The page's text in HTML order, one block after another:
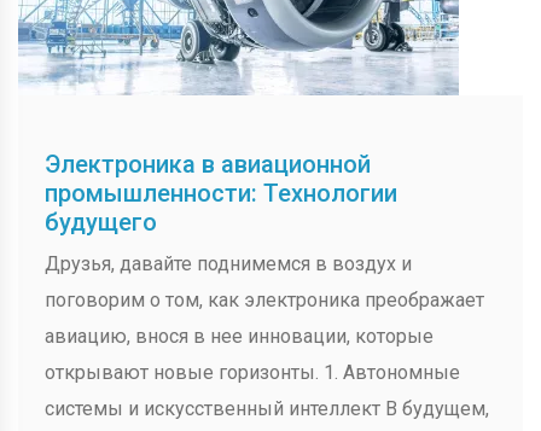
Электроника в авиационной
промышленности: Технологии
будущего
Друзья, давайте поднимемся в воздух и
поговорим о том, как электроника преображает
авиацию, внося в нее инновации, которые
открывают новые горизонты. 1. Автономные
системы и искусственный интеллект В будущем,